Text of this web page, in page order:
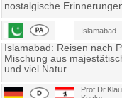
nostalgische
Islamabad
Islamabad: Reisen nach
Mischung aus
und viel Natur....